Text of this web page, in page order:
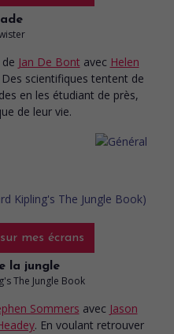
de Jan De Bont avec Helen
scientifiques tentent de
en les étudiant de près,
de leur vie.
sur mes écrans
la jungle
The Jungle Book
Sommers avec Jason
. En voulant retrouver